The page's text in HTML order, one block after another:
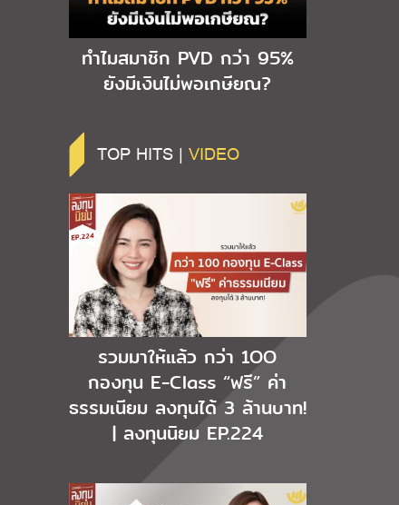
ทำไมสมาชิก PVD กว่า 95%
ยังมีเงินไม่พอเกษียณ?
TOP HITS | VIDEO
รวมมาให้แล้ว กว่า 1OO
กองทุน E-Class “ฟรี” ค่า
ธรรมเนียม ลงทุนได้ 3 ล้านบาท!
| ลงทุนนิยม EP.224